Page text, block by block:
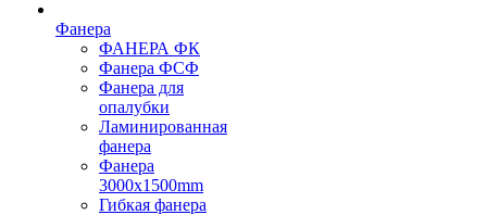
Фанера
ФАНЕРА ФК
Фанера ФСФ
Фанера для
опалубки
Ламинированная
фанера
Фанера
3000х1500mm
Гибкая фанера